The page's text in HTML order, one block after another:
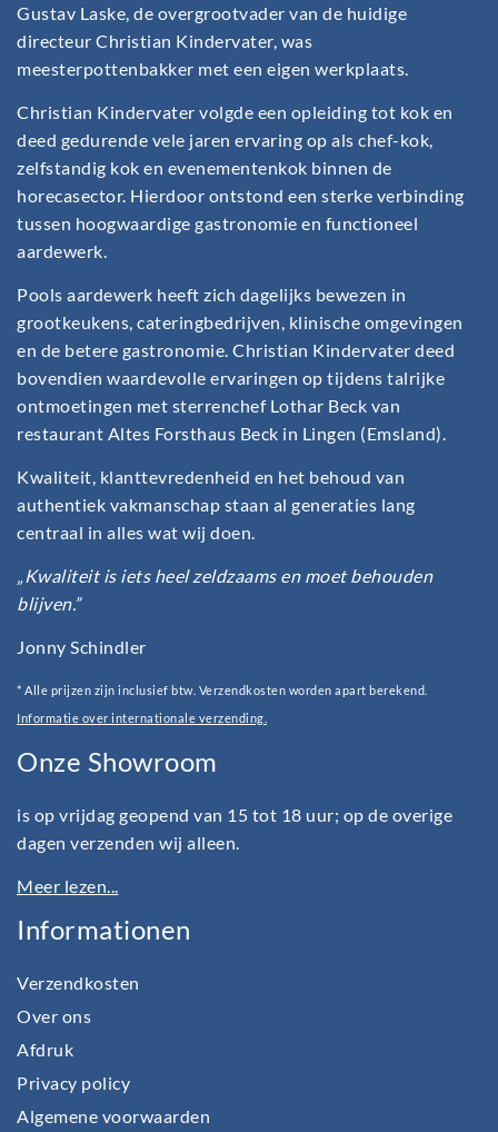
Gustav Laske, de overgrootvader van de huidige
directeur Christian Kindervater, was
meesterpottenbakker met een eigen werkplaats.
Christian Kindervater volgde een opleiding tot kok en
deed gedurende vele jaren ervaring op als chef-kok,
zelfstandig kok en evenementenkok binnen de
horecasector. Hierdoor ontstond een sterke verbinding
tussen hoogwaardige gastronomie en functioneel
aardewerk.
Pools aardewerk heeft zich dagelijks bewezen in
grootkeukens, cateringbedrijven, klinische omgevingen
en de betere gastronomie. Christian Kindervater deed
bovendien waardevolle ervaringen op tijdens talrijke
ontmoetingen met sterrenchef Lothar Beck van
restaurant Altes Forsthaus Beck in Lingen (Emsland).
Kwaliteit, klanttevredenheid en het behoud van
authentiek vakmanschap staan al generaties lang
centraal in alles wat wij doen.
„Kwaliteit is iets heel zeldzaams en moet behouden
blijven.”
Jonny Schindler
* Alle prijzen zijn inclusief btw. Verzendkosten worden apart berekend.
Informatie over internationale verzending.
Onze Showroom
is op vrijdag geopend van 15 tot 18 uur; op de overige
dagen verzenden wij alleen.
Meer lezen...
Informationen
Verzendkosten
Over ons
Afdruk
Privacy policy
Algemene voorwaarden